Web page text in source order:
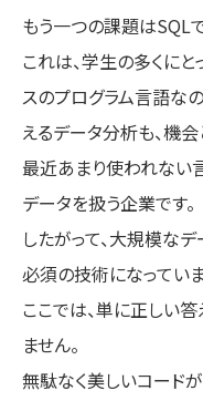
もう一つの課題はSQLで
これは、学生の多くに
スのプログラム言語な
えるデータ分析も、機会
最近あまり使われない
データを扱う企業です。
したがって、大規模な
必須の技術になっていま
ここでは、単に正しい
ません。
無駄なく美しいコード